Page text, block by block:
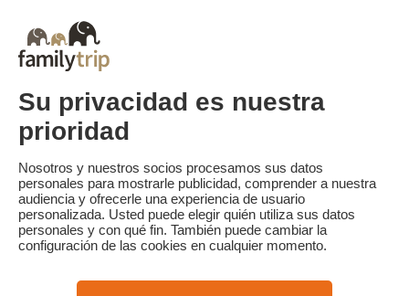
Familytrip le recomienda contratar un seguro de anulación con su
socio AREAS Assurances. Suscribir en el momento de la reserva o
en las 24 horas siguientes a la reserva por teléfono.
Familytrip
¿Quiénes somos?
Condiciones generales y política de privacidad
Lo que la prensa dice de nosotros
Socios FAQ Blog Mapa del sitio
Pago seguro dirigido por Sooyoos
Su privacidad es nuestra
prioridad
Nosotros y nuestros socios procesamos sus datos
personales para mostrarle publicidad, comprender a nuestra
audiencia y ofrecerle una experiencia de usuario
personalizada. Usted puede elegir quién utiliza sus datos
personales y con qué fin. También puede cambiar la
configuración de las cookies en cualquier momento.